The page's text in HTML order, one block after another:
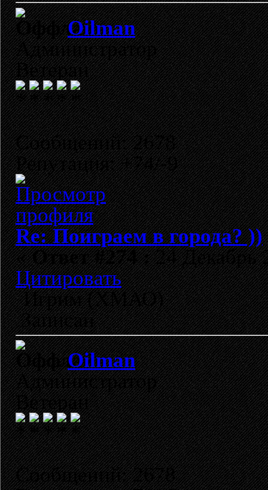
Oilman
Администратор
Ветеран
Сообщений: 2678
Репутация: +74/-9
Re: Поиграем в города? ))
«Ответ #274 :24 Декабрь
Цитировать
Игрим (ХМАО)
Записан
Oilman
Администратор
Ветеран
Сообщений: 2678